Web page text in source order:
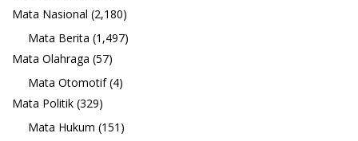
Mata Nasional (2,180)
Mata Berita (1,497)
Mata Olahraga (57)
Mata Otomotif(4)
Mata Politik (329)
Mata Hukum (151)